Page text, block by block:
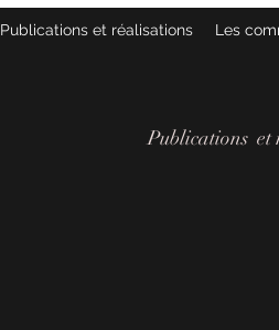
Publications et réalisations Les
Publications